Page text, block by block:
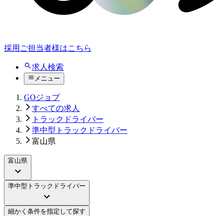
採用ご担当者様はこちら
求人検索
メニュー
GOジョブ
すべての求人
トラックドライバー
準中型トラックドライバー
富山県
富山県
準中型トラックドライバー
細かく条件を指定して探す